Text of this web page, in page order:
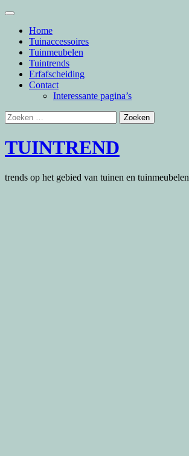
Skip
contentHome
Tuinaccessoires
Tuinmeubelen
Tuintrends
Erfafscheiding
Contact
Interessante pagina’s
Zoeken
naar:
TUINTREND
trends op het gebied van tuinen en tuinmeubelen